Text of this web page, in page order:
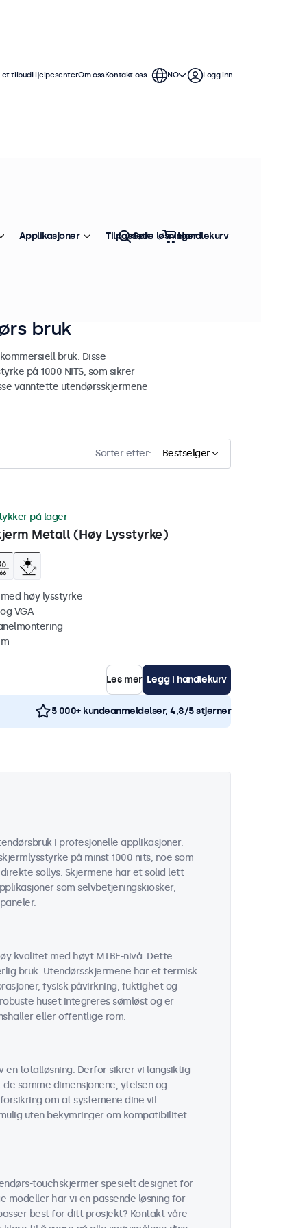
bruk
bruk. Disse
på 1000 NITS, som sikrer
vanntette utendørsskjermene
Sorter etter: Bestselger
Metall (Høy Lysstyrke)
på lager
høy lysstyrke
VGA
Les mer Legg i handlekurv
5 000+ kundeanmeldelser, 4,8/5 stjerner
i profesjonelle applikasjoner.
på minst 1000 nits, noe som
sollys. Skjermene har et solid lett
som selvbetjeningskiosker,
kvalitet med høyt MTBF-nivå. Dette
bruk. Utendørsskjermene har et termisk
fysisk påvirkning, fuktighet og
huset integreres sømløst og er
eller offentlige rom.
totalløsning. Derfor sikrer vi langsiktig
samme dimensjonene, ytelsen og
om at systemene dine vil
uten bekymringer om kompatibilitet
touchskjermer spesielt designet for
modeller har vi en passende løsning for
best for ditt prosjekt? Kontakt våre
et tilbudHjelpesenterOm ossKontakt oss NO Logg inn
Applikasjoner Tilpassede løsninger
Søk Handlekurv